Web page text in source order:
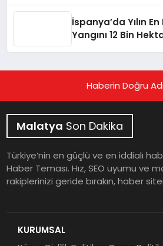
İspanya’da Yılın
Yangını 12 Bin
Haberin Doğru
Malatya Son Dakika
Türkiye’nin en güçlü ve en iddialı
Haber Teması. Hız, SEO uyumu ve
rakiplerinizi geride bırakın, haber
KURUMSAL